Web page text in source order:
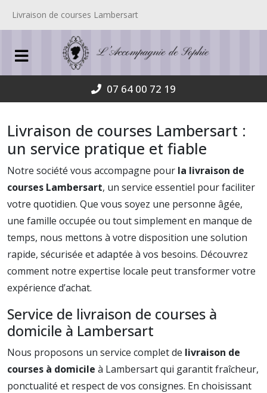
Livraison de courses Lambersart
07 64 00 72 19
Livraison de courses Lambersart :
un service pratique et fiable
Notre société vous accompagne pour la livraison de
courses Lambersart, un service essentiel pour faciliter
votre quotidien. Que vous soyez une personne âgée,
une famille occupée ou tout simplement en manque de
temps, nous mettons à votre disposition une solution
rapide, sécurisée et adaptée à vos besoins. Découvrez
comment notre expertise locale peut transformer votre
expérience d’achat.
Service de livraison de courses à
domicile à Lambersart
Nous proposons un service complet de livraison de
courses à domicile à Lambersart qui garantit fraîcheur,
ponctualité et respect de vos consignes. En choisissant